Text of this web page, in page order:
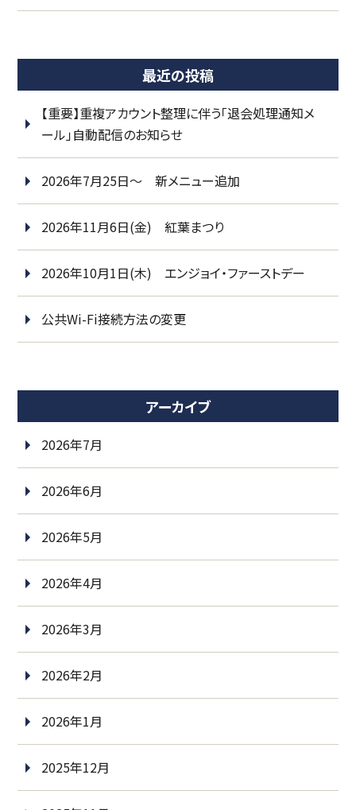
最近の投稿
【重要】重複アカウント整理に伴う「退会処理通知メ
ール」自動配信のお知らせ
2026年7月25日～ 新メニュー追加
2026年11月6日(金) 紅葉まつり
2026年10月1日(木) エンジョイ・ファーストデー
公共Wi-Fi接続方法の変更
アーカイブ
2026年7月
2026年6月
2026年5月
2026年4月
2026年3月
2026年2月
2026年1月
2025年12月